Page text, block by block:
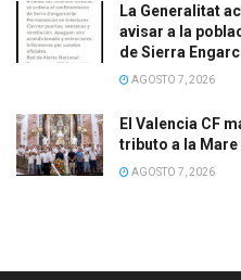
La Generalitat
avisar a la
de Sierra
AGOSTO 7, 2026
El Valencia CF
tributo a la Mare
AGOSTO 7, 2026